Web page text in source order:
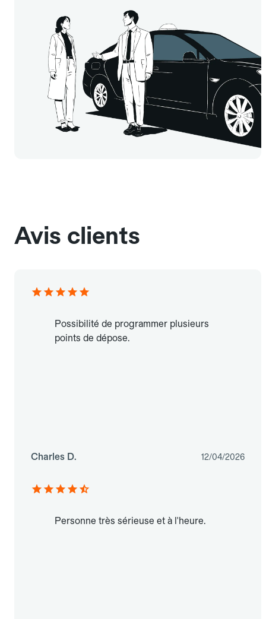
Avis clients
Possibilité de programmer plusieurs
points de dépose.
Charles D. 12/04/2026
Personne très sérieuse et à l'heure.